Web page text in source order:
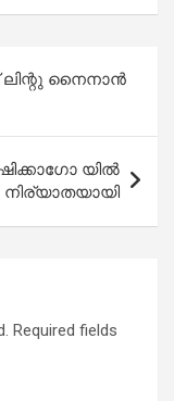
നൈനാൻ
യിൽ
നിര്യാതയായി
Required fields